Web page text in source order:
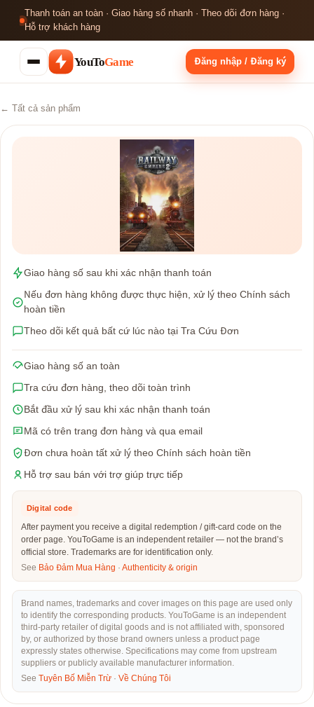
Thanh toán an toàn · Giao hàng số nhanh · Theo dõi đơn hàng ·
Hỗ trợ khách hàng
YouToGame Đăng nhập / Đăng ký
← Tất cả sản phẩm
Giao hàng số sau khi xác nhận thanh toán
Nếu đơn hàng không được thực hiện, xử lý theo Chính sách
hoàn tiền
Theo dõi kết quả bất cứ lúc nào tại Tra Cứu Đơn
Giao hàng số an toàn
Tra cứu đơn hàng, theo dõi toàn trình
Bắt đầu xử lý sau khi xác nhận thanh toán
Mã có trên trang đơn hàng và qua email
Đơn chưa hoàn tất xử lý theo Chính sách hoàn tiền
Hỗ trợ sau bán với trợ giúp trực tiếp
Digital code
After payment you receive a digital redemption / gift-card code on the
order page. YouToGame is an independent retailer — not the brand’s
official store. Trademarks are for identification only.
See Bảo Đảm Mua Hàng · Authenticity & origin
Brand names, trademarks and cover images on this page are used only
to identify the corresponding products. YouToGame is an independent
third-party retailer of digital goods and is not affiliated with, sponsored
by, or authorized by those brand owners unless a product page
expressly states otherwise. Specifications may come from upstream
suppliers or publicly available manufacturer information.
See Tuyên Bố Miễn Trừ · Về Chúng Tôi